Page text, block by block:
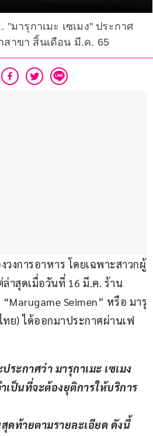
มารุกาเมะ เซเมง" ประกาศ
าขา สิ้นเดือน มี.ค. 65
วงการอาหาร โดยเฉพาะสาวกผู้
สุดเมื่อวันที่ 16 มี.ค. ร้าน
Seimen” หรือ มารุ
ทย) ได้ออกมาประกาศผ่านเฟ
ระกาศว่า มารุกาเมะ เซเมง
เป็นที่จะต้องยุติการให้บริการ
ดท้ายตามรายละเอียด ดังนี้